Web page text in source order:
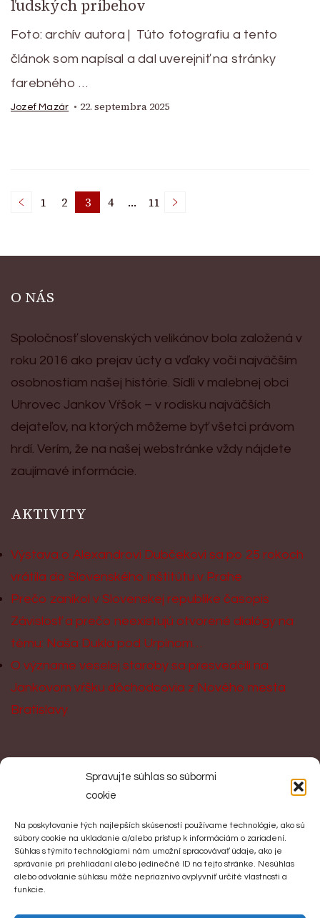
Spravujte súhlas so súbormi
cookie
Na poskytovanie tých najlepších skúseností používame technológie, ako sú
súbory cookie na ukladanie a/alebo prístup k informáciám o zariadení.
Súhlas s týmito technológiami nám umožní spracovávať údaje, ako je
správanie pri prehliadaní alebo jedinečné ID na tejto stránke. Nesúhlas
alebo odvolanie súhlasu môže nepriaznivo ovplyvniť určité vlastnosti a
funkcie.
ľudských príbehov
Foto: archív autora | Túto fotografiu a tento
článok som napísal a dal uverejniť na stránky
farebného …
Jozef Mazár 22. septembra 2025
Stránkovanie
príspevkov
Page
1 Page
2 Page
3 Page
4 … Page
11
O NÁS
Spoločnosť slovenských velikánov bola založená v
roku 2016 ako prejav úcty a vďaky voči najväčším
osobnostiam našej histórie. Sídli v malebnej obci
Uhrovec Jankov Vŕšok – v rodisku najväčších
dejateľov, na ktorých môžeme byť všetci právom
hrdí. Verím, že na našej webstránke vždy nájdete
zaujímavé informácie.
AKTIVITY
Výstava o Alexandrovi Dubčekovi sa po 25 rokoch
vrátila do Slovenského inštitútu v Prahe
Prečo zanikol v Slovenskej republike časopis
Závislosť a prečo neexistujú otvorené dialógy na
tému: Naša Dukla pod Urpínom…
O význame veselej staroby sa presvedčili na
Jankovom vŕšku dôchodcovia z Nového mesta
Bratislavy
Jankov Vŕšok 1
956 41 Uhrovec
Tel: +421 905 203 900